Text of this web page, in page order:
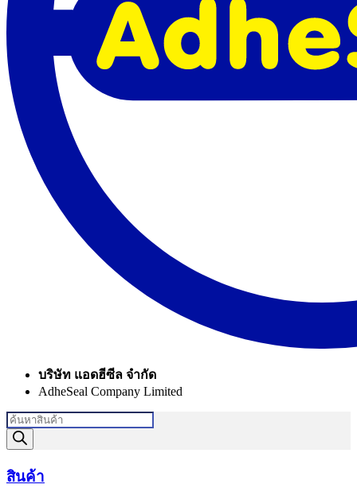
บริษัท แอดฮีซีล จำกัด
AdheSeal Company Limited
Products
search
สินค้า